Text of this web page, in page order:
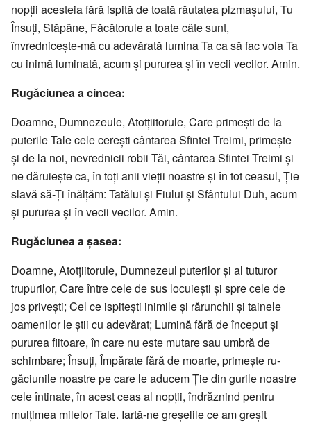
nopții acesteia fără ispită de toată răutatea pizmașului, Tu
Însuți, Stăpâne, Făcătorule a toate câte sunt,
învrednicește-mă cu ade­vărată lumina Ta ca să fac voia Ta
cu inimă lu­mi­na­tă, acum și pururea și în vecii vecilor. Amin.
Rugăciunea a cincea:
Doamne, Dumnezeule, Atotțiitoru­le, Care primești de la
puterile Tale cele ce­rești cântarea Sfintei Treimi, pri­mește
și de la noi, nevrednicii robii Tăi, cântarea Sfintei Treimi și
ne dă­ru­iește ca, în toți anii vieții noas­tre și în tot ceasul, Ție
sla­vă să-Ți înăl­țăm: Ta­tălui și Fiului și Sfân­tului Duh, acum
și pururea și în vecii ve­cilor. Amin.
Rugăciunea a șasea:
Doamne, Atotțiitorule, Dumne­zeul pu­te­rilor și al tuturor
trupurilor, Care între cele de sus locuiești și spre cele de
jos privești; Cel ce is­pitești inimile și ră­runchii și tainele
oamenilor le știi cu ade­vărat; Lu­mină fără de început și
pururea fii­toare, în care nu este mu­tare sau umbră de
schimbare; Însuți, Îm­părate fără de moar­te, primește ru­
găciunile noastre pe care le aducem Ție din gurile noastre
cele întinate, în acest ceas al nopții, îndrăz­nind pentru
mulțimea milelor Tale. Iartă-ne gre­șe­lile ce am greșit